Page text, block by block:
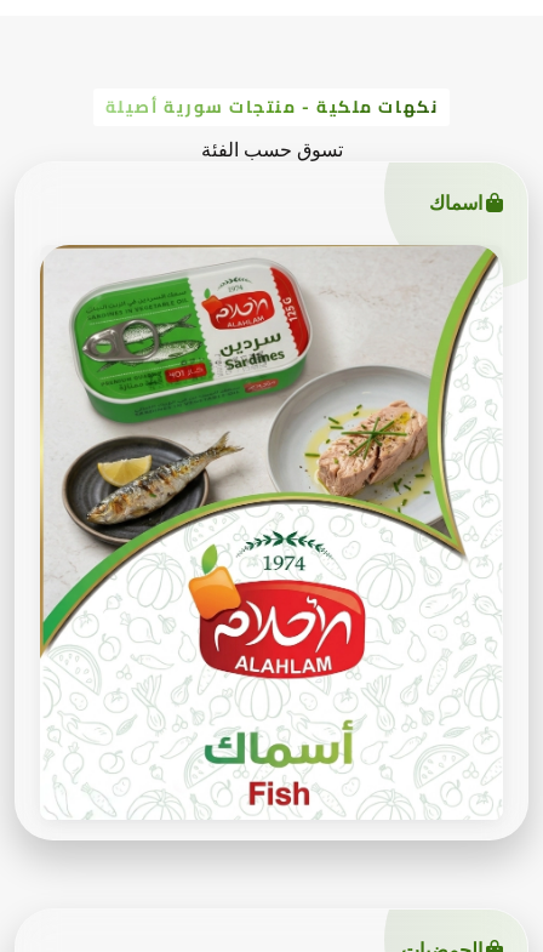
نكهات ملكية - منتجات سورية أصيلة
تسوق حسب الفئة
اسماك